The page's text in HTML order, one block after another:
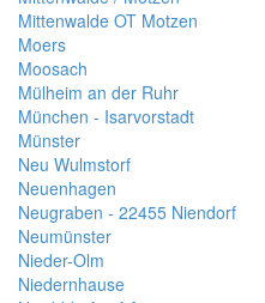
Mittenwalde OT Motzen
Moers
Moosach
Mülheim an der Ruhr
München - Isarvorstadt
Münster
Neu Wulmstorf
Neuenhagen
Neugraben - 22455 Niendorf
Neumünster
Nieder-Olm
Niedernhause